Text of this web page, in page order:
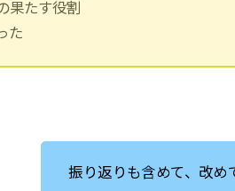
果たす役割
た
振り返りも含めて、改め